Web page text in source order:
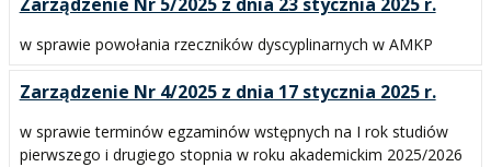
w sprawie powołania rzeczników dyscyplinarnych w AMKP
Zarządzenie Nr 4/2025 z dnia 17 stycznia 2025 r.
w sprawie terminów egzaminów wstępnych na I rok studiów
pierwszego i drugiego stopnia w roku akademickim 2025/2026